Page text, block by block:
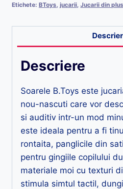
Etichete: BToys jucarii Jucarii din plus
Descriere
Soarele B.Toys este
nou-nascuti care vor
si auditiv intr-un mod
este ideala pentru a fi
rontaita, panglicile din
pentru gingiile copilului
materiale moi cu texturi
stimula simtul tactil,